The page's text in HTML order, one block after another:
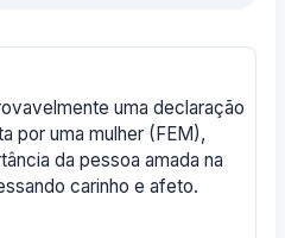
uma declaração
por uma mulher (FEM),
da pessoa amada na
carinho e afeto.